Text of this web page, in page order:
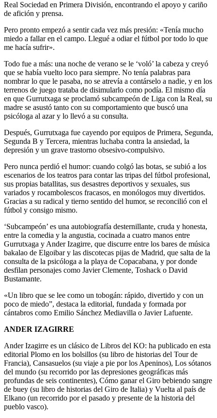
Real Sociedad en Primera División, encontrando el apoyo y cariño
de afición y prensa.
Pero pronto empezó a sentir cada vez más presión: «Tenía mucho
miedo a fallar en el campo. Llegué a odiar el fútbol por todo lo que
me hacía sufrir».
Todo fue a más: una noche de verano se le ‘voló’ la cabeza y creyó
que se había vuelto loco para siempre. No tenía palabras para
nombrar lo que le pasaba, no se atrevía a contárselo a nadie, y en los
terrenos de juego trataba de disimularlo como podía. El mismo día
en que Gurrutxaga se proclamó subcampeón de Liga con la Real, su
madre se asustó tanto con su comportamiento que buscó una
psicóloga al azar y lo llevó a su consulta.
Después, Gurrutxaga fue cayendo por equipos de Primera, Segunda,
Segunda B y Tercera, mientras luchaba contra la ansiedad, la
depresión y un grave trastorno obsesivo-compulsivo.
Pero nunca perdió el humor: cuando colgó las botas, se subió a los
escenarios de los teatros para contar las tripas del fútbol profesional,
sus propias batallitas, sus desastres deportivos y sexuales, sus
variados y rocambolescos fracasos, en monólogos muy divertidos.
Gracias a su radical y tierno sentido del humor, se reconcilió con el
fútbol y consigo mismo.
‘Subcampeón’ es una autobiografía desternillante, cruda y honesta,
entre la comedia y la angustia, cocinada a cuatro manos entre
Gurrutxaga y Ander Izagirre, que discurre entre los bares de música
bakalao de Elgoibar y las discotecas pijas de Madrid, que salta de la
consulta de la psicóloga a la playa de Copacabana, y por donde
desfilan personajes como Javier Clemente, Toshack o David
Bustamante.
«Un libro que se lee como un tobogán: rápido, divertido y con un
poco de miedo”, destaca la editorial, fundada y formada por
cántabros como Emilio Sánchez Mediavilla o Javier Lafuente.
ANDER IZAGIRRE
Ander Izagirre es un clásico de Libros del KO: ha publicado en esta
editorial Plomo en los bolsillos (su libro de historias del Tour de
Francia), Cansasuelos (su viaje a pie por los Apeninos), Los sótanos
del mundo (su recorrido por las depresiones geográficas más
profundas de seis continentes), Cómo ganar el Giro bebiendo sangre
de buey (su libro de historias del Giro de Italia) y Vuelta al país de
Elkano (un recorrido por el pasado y presente de la historia del
pueblo vasco).